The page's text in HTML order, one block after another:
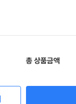
총 상품금액